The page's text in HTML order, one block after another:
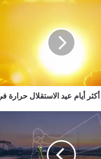
أيام عيد الاستقلال حرارة